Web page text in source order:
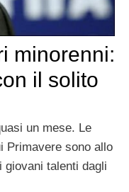
minorenni:
il solito
un mese. Le
Primavere sono allo
giovani talenti dagli